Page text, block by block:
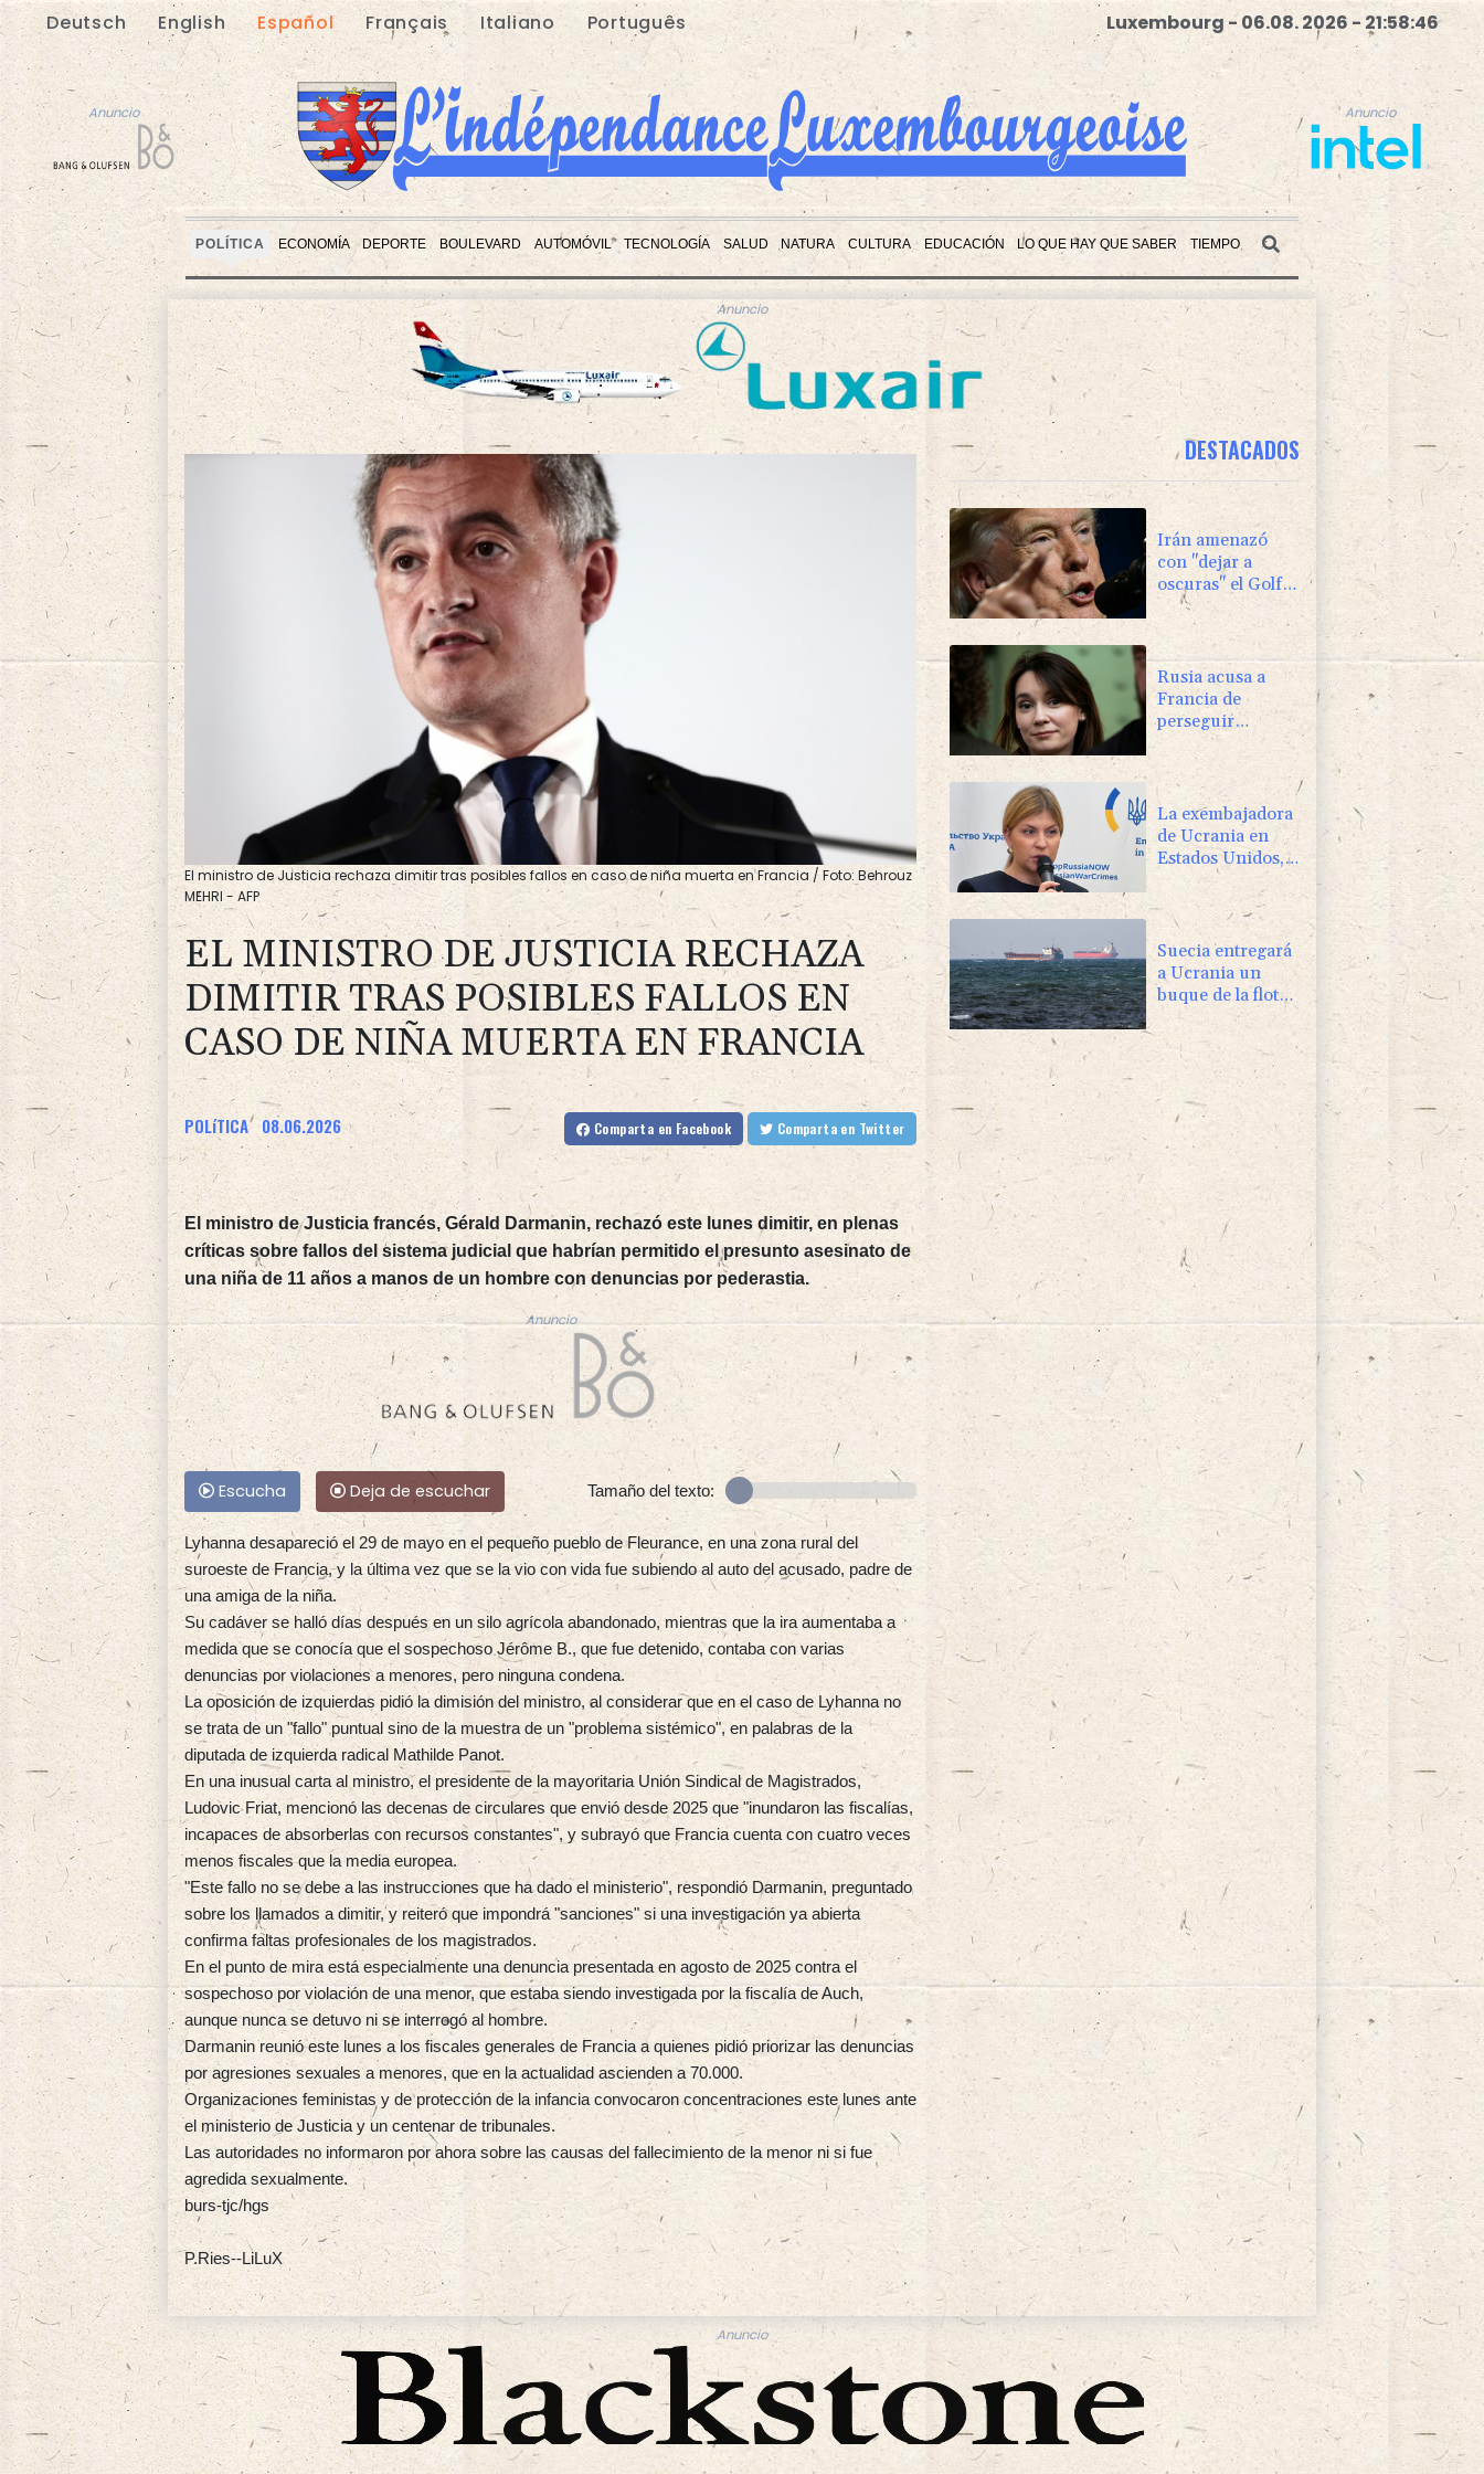
Deutsch English Español Français Italiano Português Luxembourg - 06.08. 2026 - 21:58:47
Anuncio Anuncio
POLÍTICA ECONOMÍA DEPORTE BOULEVARD AUTOMÓVIL TECNOLOGÍA SALUD NATURA CULTURA EDUCACIÓN LO QUE HAY QUE SABER TIEMPO
Anuncio
Anuncio
El ministro de Justicia rechaza dimitir tras posibles fallos en caso de niña muerta en Francia / Foto: Behrouz
MEHRI - AFP
EL MINISTRO DE JUSTICIA RECHAZA
DIMITIR TRAS POSIBLES FALLOS EN
CASO DE NIÑA MUERTA EN FRANCIA
POLíTICA 08.06.2026 Comparta en Facebook Comparta en Twitter
El ministro de Justicia francés, Gérald Darmanin, rechazó este lunes dimitir, en plenas
críticas sobre fallos del sistema judicial que habrían permitido el presunto asesinato de
una niña de 11 años a manos de un hombre con denuncias por pederastia.
Anuncio
Escucha Deja de escuchar Tamaño del texto:
Lyhanna desapareció el 29 de mayo en el pequeño pueblo de Fleurance, en una zona rural del
suroeste de Francia, y la última vez que se la vio con vida fue subiendo al auto del acusado, padre de
una amiga de la niña.
Su cadáver se halló días después en un silo agrícola abandonado, mientras que la ira aumentaba a
medida que se conocía que el sospechoso Jérôme B., que fue detenido, contaba con varias
denuncias por violaciones a menores, pero ninguna condena.
La oposición de izquierdas pidió la dimisión del ministro, al considerar que en el caso de Lyhanna no
se trata de un "fallo" puntual sino de la muestra de un "problema sistémico", en palabras de la
diputada de izquierda radical Mathilde Panot.
En una inusual carta al ministro, el presidente de la mayoritaria Unión Sindical de Magistrados,
Ludovic Friat, mencionó las decenas de circulares que envió desde 2025 que "inundaron las fiscalías,
incapaces de absorberlas con recursos constantes", y subrayó que Francia cuenta con cuatro veces
menos fiscales que la media europea.
"Este fallo no se debe a las instrucciones que ha dado el ministerio", respondió Darmanin, preguntado
sobre los llamados a dimitir, y reiteró que impondrá "sanciones" si una investigación ya abierta
confirma faltas profesionales de los magistrados.
En el punto de mira está especialmente una denuncia presentada en agosto de 2025 contra el
sospechoso por violación de una menor, que estaba siendo investigada por la fiscalía de Auch,
aunque nunca se detuvo ni se interrogó al hombre.
Darmanin reunió este lunes a los fiscales generales de Francia a quienes pidió priorizar las denuncias
por agresiones sexuales a menores, que en la actualidad ascienden a 70.000.
Organizaciones feministas y de protección de la infancia convocaron concentraciones este lunes ante
el ministerio de Justicia y un centenar de tribunales.
Las autoridades no informaron por ahora sobre las causas del fallecimiento de la menor ni si fue
agredida sexualmente.
burs-tjc/hgs
P.Ries--LiLuX
DESTACADOS
Irán amenazó
con "dejar a
oscuras" el Golfo
en caso de
ataques de EEUU
Rusia acusa a
Francia de
perseguir
políticamente a la
periodista Xenia
Fedorova
La exembajadora
de Ucrania en
Estados Unidos,
sospechosa de
corrupción
Suecia entregará
a Ucrania un
buque de la flota
fantasma rusa
Anuncio